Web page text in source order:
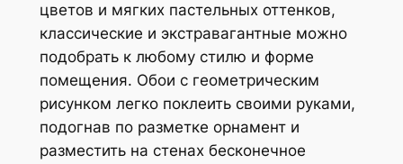
цветов и мягких пастельных оттенков,
классические и экстравагантные можно
подобрать к любому стилю и форме
помещения. Обои с геометрическим
рисунком легко поклеить своими руками,
подогнав по разметке орнамент и
разместить на стенах бесконечное